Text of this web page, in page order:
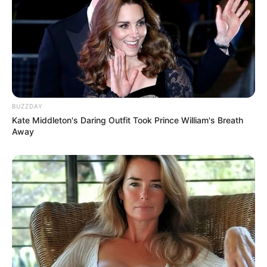
A Sociedade Brasileira de Pediatria alerta em sua diretriz, contudo,
que qualquer tipo de uso pode interferir na formação do sistema
estomatognático, conjunto de músculos que comanda fala,
deglutição e respiração, especialmente quando associado ao
desmame, pois o aleitamento é uma etapa fundamental para o
desenvolvimento da região.
BUZZDAY
Kate Middleton's Daring Outfit Took Prince William's Breath
Away